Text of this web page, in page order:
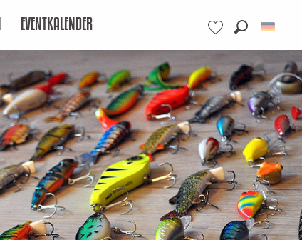
Voir les favoris
EVENTKALENDER